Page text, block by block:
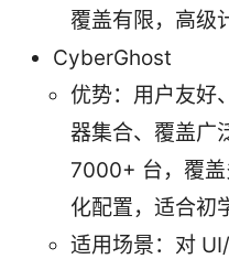
覆盖有限，高级
CyberGhost
优势：用户友好
器集合、覆盖广
7000+ 台，覆
化配置，适合初
适用场景：对